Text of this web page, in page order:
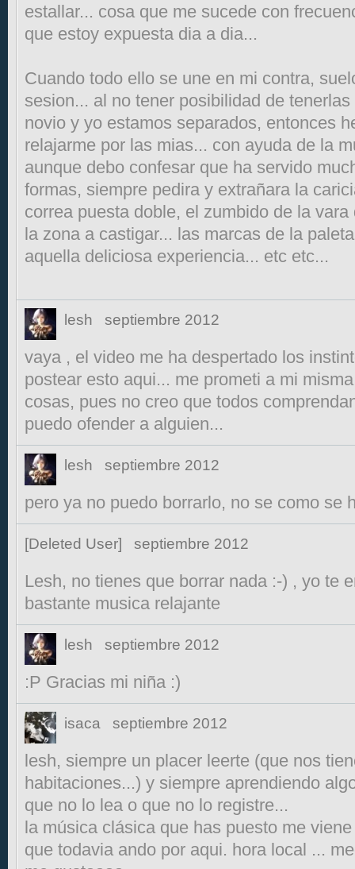
estallar... cosa que me sucede con
que estoy expuesta dia a dia...
Cuando todo ello se une en mi contra,
sesion... al no tener posibilidad de
novio y yo estamos separados, entonces
relajarme por las mias... con ayuda de la
aunque debo confesar que ha servido
formas, siempre pedira y extrañara la
correa puesta doble, el zumbido de la
la zona a castigar... las marcas de la
aquella deliciosa experiencia... etc etc...
lesh septiembre 2012
vaya , el video me ha despertado los
postear esto aqui... me prometi a mi
cosas, pues no creo que todos
puedo ofender a alguien...
lesh septiembre 2012
pero ya no puedo borrarlo, no se como se
[Deleted User] septiembre 2012
Lesh, no tienes que borrar nada :-) , yo te
bastante musica relajante
lesh septiembre 2012
:P Gracias mi niña :)
isaca septiembre 2012
lesh, siempre un placer leerte (que nos
habitaciones...) y siempre aprendiendo
que no lo lea o que no lo registre...
la música clásica que has puesto me
que todavia ando por aqui. hora local ...